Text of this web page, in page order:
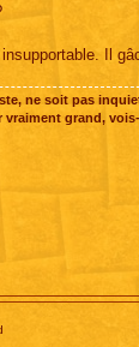
Il
ne soit pas
vraiment grand,